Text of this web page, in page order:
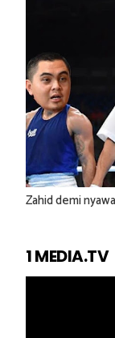
Zahid demi
1 MEDIA.TV